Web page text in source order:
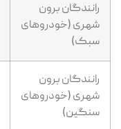
رانندگان برون
شهری (خودروهای
سبک)
رانندگان برون
شهری (خودروهای
سنگین)